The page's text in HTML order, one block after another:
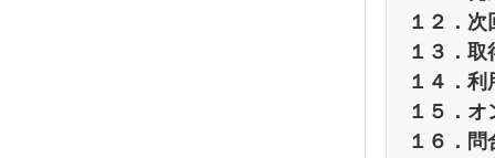
１２．
１３．
１４．
１５．
１６．